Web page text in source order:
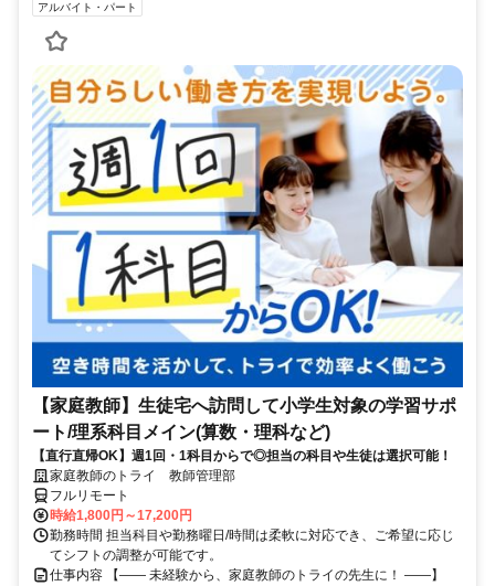
アルバイト・パート
【家庭教師】生徒宅へ訪問して小学生対象の学習サポ
ート/理系科目メイン(算数・理科など)
【直行直帰OK】週1回・1科目からで◎担当の科目や生徒は選択可能！
家庭教師のトライ 教師管理部
フルリモート
時給1,800円～17,200円
勤務時間 担当科目や勤務曜日/時間は柔軟に対応でき、ご希望に応じ
てシフトの調整が可能です。
仕事内容 【―― 未経験から、家庭教師のトライの先生に！ ――】